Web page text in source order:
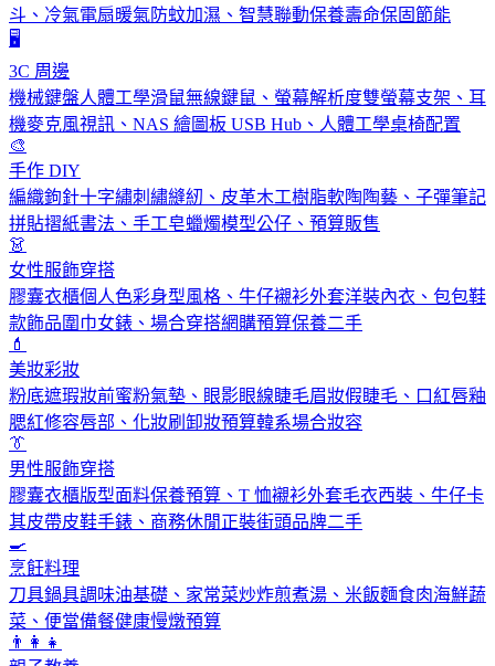
斗、冷氣電扇暖氣防蚊加濕、智慧聯動保養壽命保固節能
🖥️
3C 周邊
機械鍵盤人體工學滑鼠無線鍵鼠、螢幕解析度雙螢幕支架、耳
機麥克風視訊、NAS 繪圖板 USB Hub、人體工學桌椅配置
🎨
手作 DIY
編織鉤針十字繡刺繡縫紉、皮革木工樹脂軟陶陶藝、子彈筆記
拼貼摺紙書法、手工皂蠟燭模型公仔、預算販售
👗
女性服飾穿搭
膠囊衣櫃個人色彩身型風格、牛仔襯衫外套洋裝內衣、包包鞋
款飾品圍巾女錶、場合穿搭網購預算保養二手
💄
美妝彩妝
粉底遮瑕妝前蜜粉氣墊、眼影眼線睫毛眉妝假睫毛、口紅唇釉
腮紅修容唇部、化妝刷卸妝預算韓系場合妝容
👔
男性服飾穿搭
膠囊衣櫃版型面料保養預算、T 恤襯衫外套毛衣西裝、牛仔卡
其皮帶皮鞋手錶、商務休閒正裝街頭品牌二手
🍳
烹飪料理
刀具鍋具調味油基礎、家常菜炒炸煎煮湯、米飯麵食肉海鮮蔬
菜、便當備餐健康慢燉預算
👨‍👩‍👧